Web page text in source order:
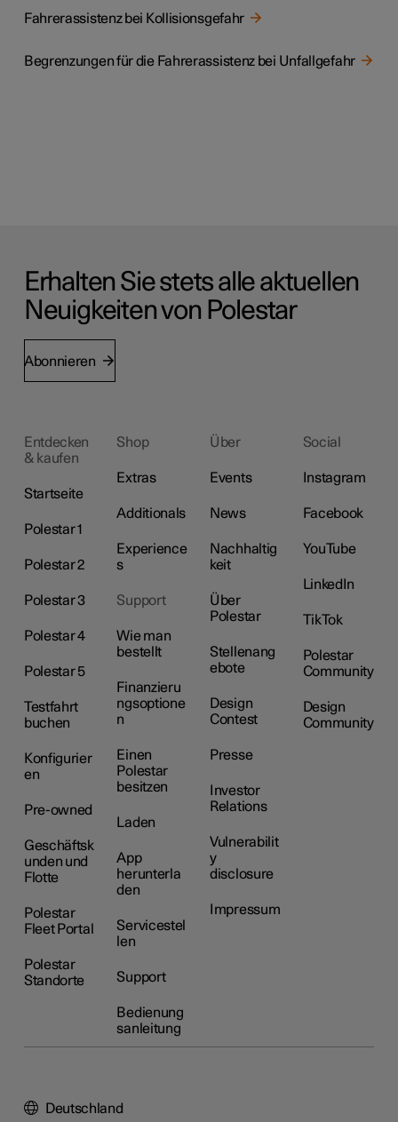
Fahrerassistenz bei Kollisionsgefahr
Begrenzungen für die Fahrerassistenz bei Unfallgefahr
Erhalten Sie stets alle aktuellen
Neuigkeiten von Polestar
Abonnieren
Entdecken
& kaufen
Startseite
Polestar 1
Polestar 2
Polestar 3
Polestar 4
Polestar 5
Testfahrt
buchen
Konfigurier
en
Pre-owned
Geschäftsk
unden und
Flotte
Polestar
Fleet Portal
Polestar
Standorte
Shop
Extras
Additionals
Experience
s
Support
Wie man
bestellt
Finanzieru
ngsoptione
n
Einen
Polestar
besitzen
Laden
App
herunterla
den
Servicestel
len
Support
Bedienung
sanleitung
Über
Events
News
Nachhaltig
keit
Über
Polestar
Stellenang
ebote
Design
Contest
Presse
Investor
Relations
Vulnerabilit
y
disclosure
Impressum
Social
Instagram
Facebook
YouTube
LinkedIn
TikTok
Polestar
Community
Design
Community
Deutschland